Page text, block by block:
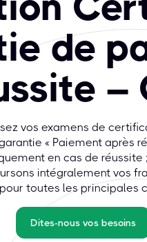
de
–
vos examens de
« Paiement après
en cas de réussite
intégralement vos
pour toutes les principales
Dites-nous vos besoins